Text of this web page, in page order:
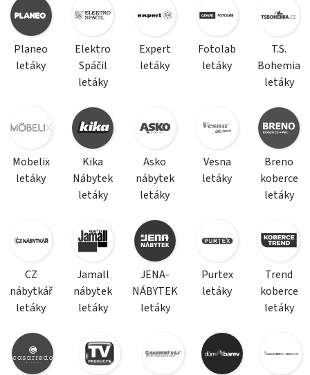
Planeo
letáky
Elektro
Spáčil
letáky
Expert
letáky
Fotolab
letáky
T.S.
Bohemia
letáky
Mobelix
letáky
Kika
Nábytek
letáky
Asko
nábytek
letáky
Vesna
letáky
Breno
koberce
letáky
CZ
nábytkář
letáky
Jamall
nábytek
letáky
JENA-
NÁBYTEK
letáky
Purtex
letáky
Trend
koberce
letáky